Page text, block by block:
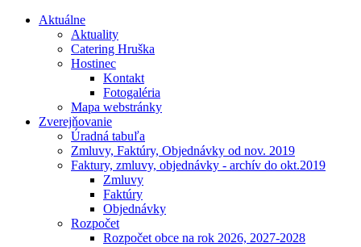
Aktuálne
Aktuality
Catering Hruška
Hostinec
Kontakt
Fotogaléria
Mapa webstránky
Zverejňovanie
Úradná tabuľa
Zmluvy, Faktúry, Objednávky od nov. 2019
Faktury, zmluvy, objednávky - archív do okt.2019
Zmluvy
Faktúry
Objednávky
Rozpočet
Rozpočet obce na rok 2026, 2027-2028